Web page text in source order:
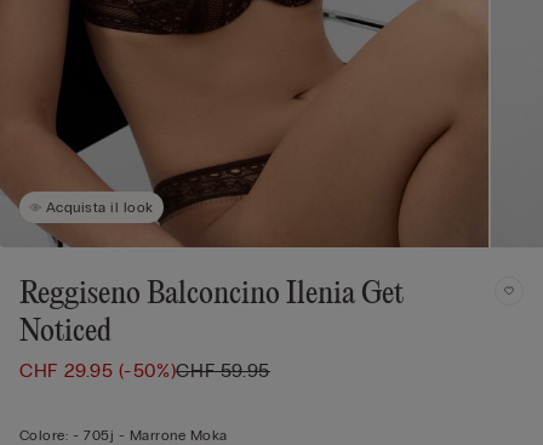
Acquista il look
Reggiseno Balconcino Ilenia Get
Noticed
CHF 29.95(-50%)CHF 59.95
Colore: -705j - Marrone Moka